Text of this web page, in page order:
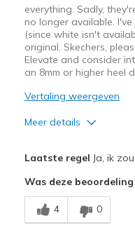
everything. Sadly,
no longer available.
(since white isn't
original. Skechers,
Elevate and consider
an 8mm or higher heel
Vertaling weergeven
Meer details
Comfortable
Stylish
Laatste regel Ja, ik
Was deze
4 0